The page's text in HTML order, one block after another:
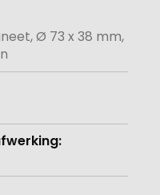
Ø 73 x 38 mm,